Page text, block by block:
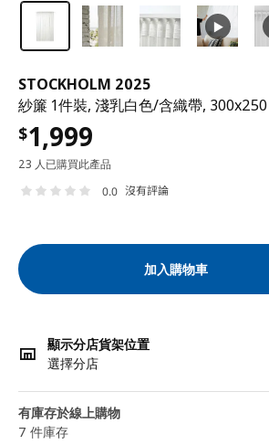
STOCKHOLM 2025
紗簾 1件裝, 淺乳白色/含織帶,
$1,999
23 人已購買此產品
0.0 沒有評論
加入購物車
顯示分店貨架位置
選擇分店
有庫存於線上購物
7 件庫存